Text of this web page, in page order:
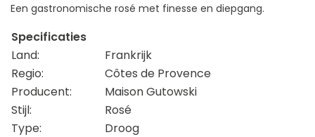
Een gastronomische rosé met finesse en diepgang.
Specificaties
Land:
Frankrijk
Regio:
Côtes de Provence
Producent:
Maison Gutowski
Stijl:
Rosé
Type:
Droog